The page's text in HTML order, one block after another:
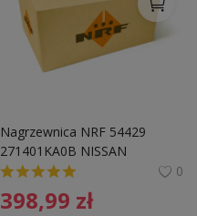
Nagrzewnica NRF 54429
271401KA0B NISSAN
0
398,99 zł